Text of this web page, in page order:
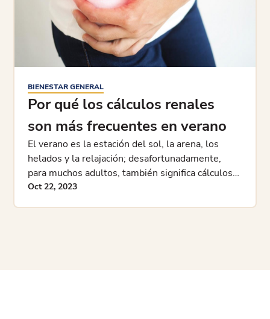
BIENESTAR GENERAL
Por qué los cálculos renales
son más frecuentes en verano
El verano es la estación del sol, la arena, los
helados y la relajación; desafortunadamente,
para muchos adultos, también significa cálculos
renales. Mientras que el clima y los cálculos
Oct 22, 2023